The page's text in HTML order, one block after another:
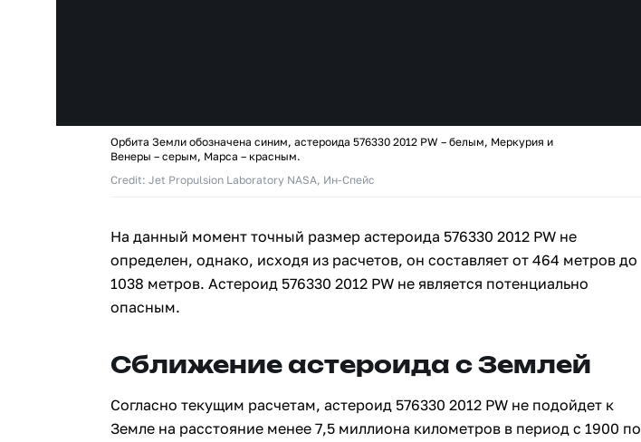
Орбита Земли обозначена синим, астероида 576330 2012 PW – белым, Меркурия и
Венеры – серым, Марса – красным.
Credit: Jet Propulsion Laboratory NASA, Ин-Спейс
На данный момент точный размер астероида 576330 2012 PW не
определен, однако, исходя из расчетов, он составляет от 464 метров до
1038 метров. Астероид 576330 2012 PW не является потенциально
опасным.
Сближение астероида с Землей
Согласно текущим расчетам, астероид 576330 2012 PW не подойдет к
Земле на расстояние менее 7,5 миллиона километров в период с 1900 по